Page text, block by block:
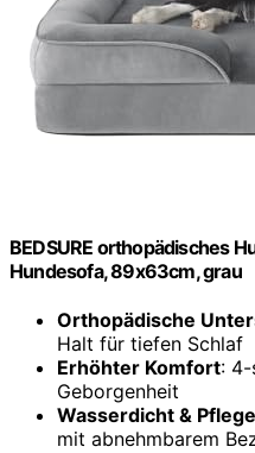
BEDSURE orthopädisches
Hundesofa, 89x63cm, grau
Orthopädische
Halt für tiefen Schlaf
Erhöhter Komfort:
Geborgenheit
Wasserdicht &
mit abnehmbarem